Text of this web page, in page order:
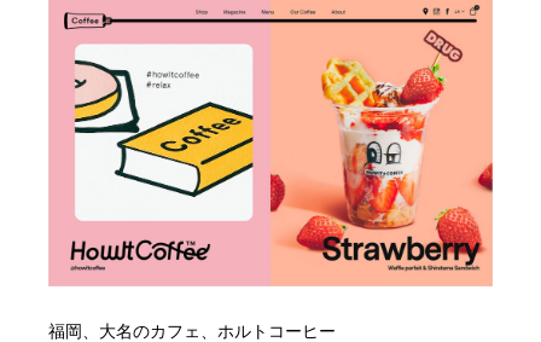
福岡、大名のカフェ、ホルトコーヒー